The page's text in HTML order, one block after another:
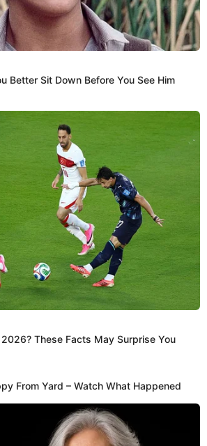
al canal de Whatsapp de El Popular
Evitamiento: conoce las fechas y horarios
Ricardo Palma
del puente Ricardo Palma se cayó.